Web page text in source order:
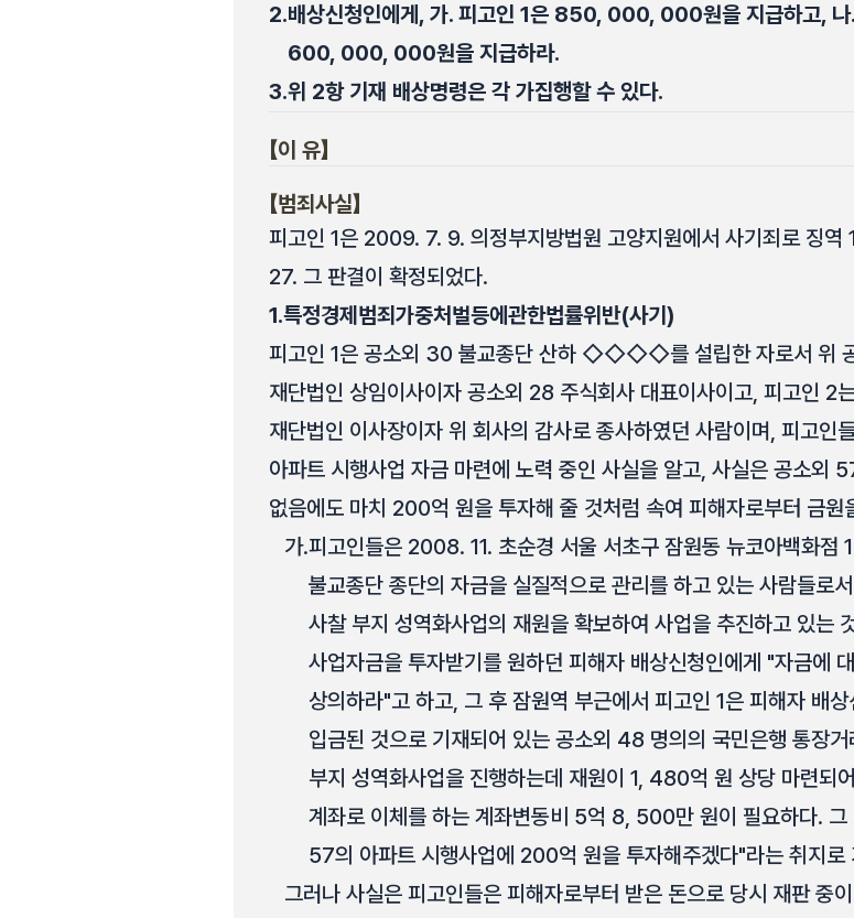
2.배상신청인에게, 가. 피고인 1은 850, 000, 000원을 지급하고, 나
600, 000, 000원을 지급하라.
3.위 2항 기재 배상명령은 각 가집행할 수 있다.
【이 유】
【범죄사실】
피고인 1은 2009. 7. 9. 의정부지방법원 고양지원에서 사기죄로 징
27. 그 판결이 확정되었다.
1.특정경제범죄가중처벌등에관한법률위반(사기)
피고인 1은 공소외 30 불교종단 산하 ◇◇◇◇를 설립한 자로서 위
재단법인 상임이사이자 공소외 28 주식회사 대표이사이고, 피고
재단법인 이사장이자 위 회사의 감사로 종사하였던 사람이며, 피고인
아파트 시행사업 자금 마련에 노력 중인 사실을 알고, 사실은 공소외
없음에도 마치 200억 원을 투자해 줄 것처럼 속여 피해자로부터 금원
가.피고인들은 2008. 11. 초순경 서울 서초구 잠원동 뉴코아백화점
불교종단 종단의 자금을 실질적으로 관리를 하고 있는 사람들
사찰 부지 성역화사업의 재원을 확보하여 사업을 추진하고 있는
사업자금을 투자받기를 원하던 피해자 배상신청인에게 "자금에
상의하라"고 하고, 그 후 잠원역 부근에서 피고인 1은 피해자 배
입금된 것으로 기재되어 있는 공소외 48 명의의 국민은행 통
부지 성역화사업을 진행하는데 재원이 1, 480억 원 상당 마련되
계좌로 이체를 하는 계좌변동비 5억 8, 500만 원이 필요하다. 그
57의 아파트 시행사업에 200억 원을 투자해주겠다"라는 취지로
그러나 사실은 피고인들은 피해자로부터 받은 돈으로 당시 재판 중